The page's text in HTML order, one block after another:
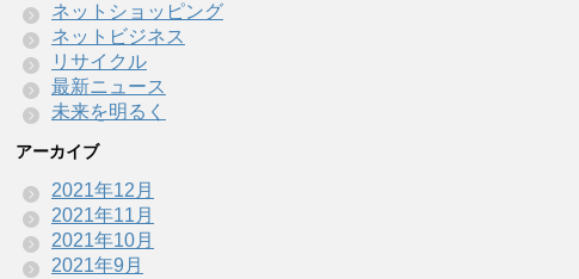
ネットショッピング
ネットビジネス
リサイクル
最新ニュース
未来を明るく
アーカイブ
2021年12月
2021年11月
2021年10月
2021年9月